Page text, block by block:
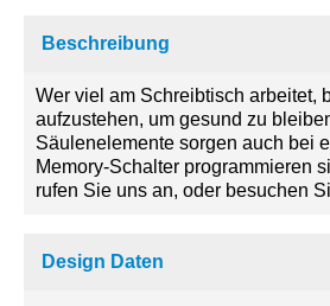
Beschreibung
Wer viel am Schreibtisch arbeitet,
aufzustehen, um gesund zu
Säulenelemente sorgen auch bei
Memory-Schalter programmieren
rufen Sie uns an, oder besuchen
Design Daten